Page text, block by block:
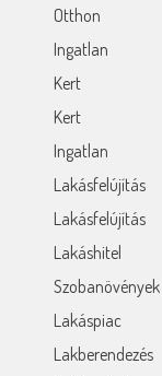
Otthon
Ingatlan
Kert
Kert
Ingatlan
Lakásfelújítás
Lakásfelújítás
Lakáshitel
Szobanövények
Lakáspiac
Lakberendezés